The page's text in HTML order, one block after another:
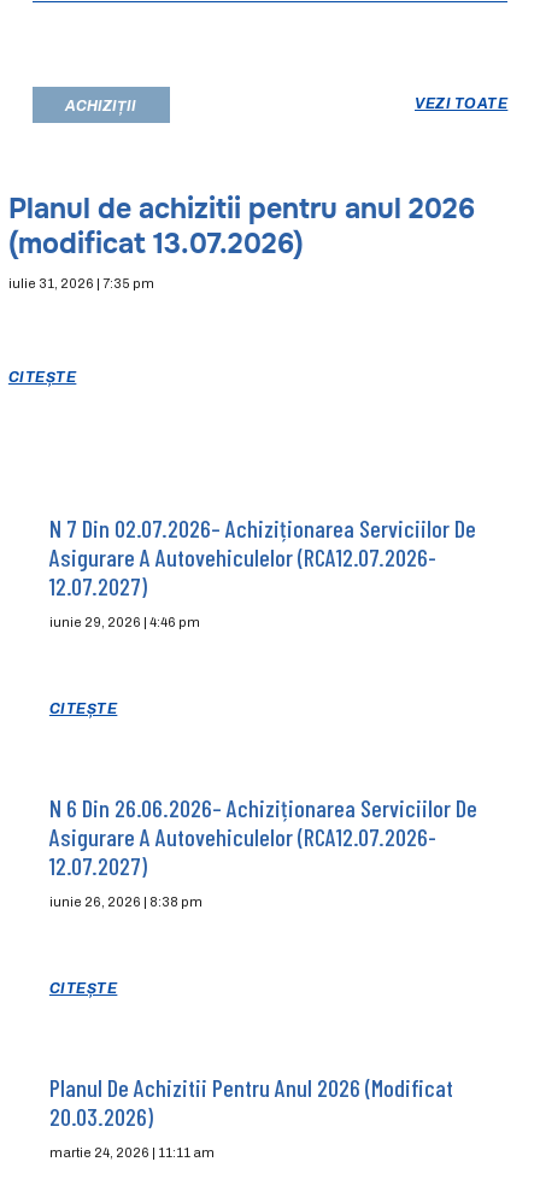
ACHIZIȚII VEZI TOATE
Planul de achizitii pentru anul 2026
(modificat 13.07.2026)
iulie 31, 2026 7:35 pm
CITEȘTE
N 7 Din 02.07.2026– Achiziționarea Serviciilor De
Asigurare A Autovehiculelor (RCA12.07.2026-
12.07.2027)
iunie 29, 2026 4:46 pm
CITEȘTE
N 6 Din 26.06.2026– Achiziționarea Serviciilor De
Asigurare A Autovehiculelor (RCA12.07.2026-
12.07.2027)
iunie 26, 2026 8:38 pm
CITEȘTE
Planul De Achizitii Pentru Anul 2026 (modificat
20.03.2026)
martie 24, 2026 11:11 am